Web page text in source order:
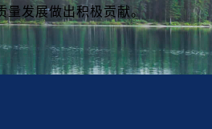
量发展做出积极贡献。